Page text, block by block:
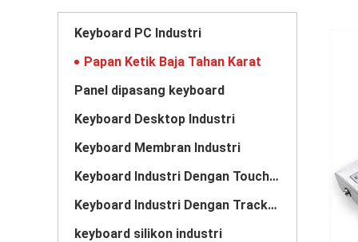
Keyboard PC Industri
Papan Ketik Baja Tahan Karat
Panel dipasang keyboard
Keyboard Desktop Industri
Keyboard Membran Industri
Keyboard Industri Dengan Touchpad
Keyboard Industri Dengan Trackball
keyboard silikon industri